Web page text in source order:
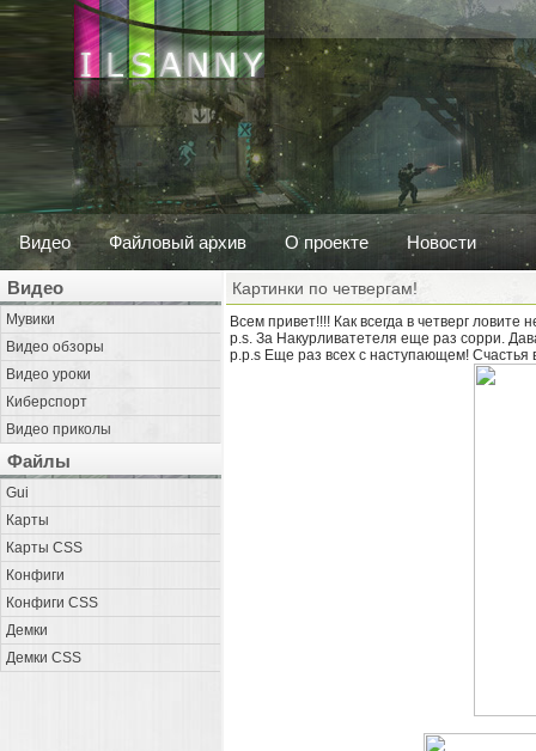
Видео Файловый архив О проекте Новости
Видео
Мувики
Видео обзоры
Видео уроки
Киберспорт
Видео приколы
Файлы
Gui
Карты
Карты CSS
Конфиги
Конфиги CSS
Демки
Демки CSS
Картинки по четвергам!
Всем привет!!!! Как всегда в четверг
p.s. За Накурливатетеля еще раз сорри.
p.p.s Еще раз всех с наступающем! Счастья